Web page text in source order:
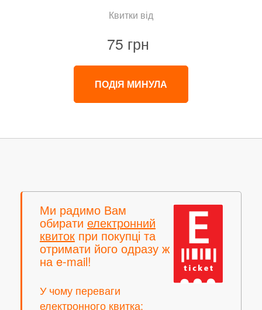
Квитки від
75 грн
ПОДІЯ МИНУЛА
Ми радимо Вам
обирати електронний
квиток при покупці та
отримати його одразу ж
на e-mail!
У чому переваги
електронного квитка: